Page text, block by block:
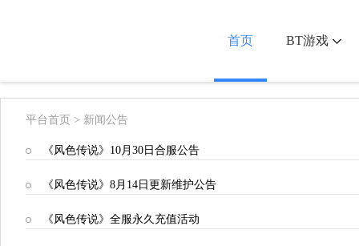
首页 BT游戏
平台首页 > 新闻公告
《风色传说》10月30日合服公告
《风色传说》8月14日更新维护公告
《风色传说》全服永久充值活动